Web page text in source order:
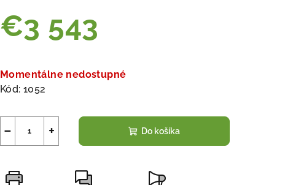
€3 543
cena:
Momentálne nedostupné
Kód: 1052
+
− Do košíka